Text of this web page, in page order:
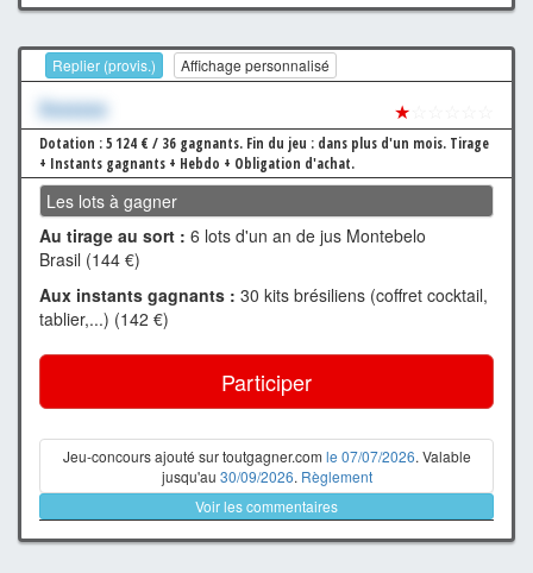
Replier (provis.) Affichage personnalisé
Xxxxxxx ★
Dotation : 5 124 € / 36 gagnants. Fin du jeu : dans plus d'un mois. Tirage
+ Instants gagnants + Hebdo + Obligation d'achat.
Les lots à gagner
Au tirage au sort : 6 lots d'un an de jus Montebelo
Brasil (144 €)
Aux instants gagnants : 30 kits brésiliens (coffret cocktail,
tablier,...) (142 €)
Participer
Jeu-concours ajouté sur toutgagner.com le 07/07/2026. Valable
jusqu'au 30/09/2026. Règlement
Voir les commentaires